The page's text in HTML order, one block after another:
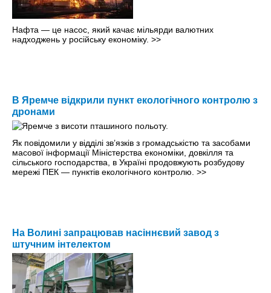
Нафта — це насос, який качає мільярди валютних
надходжень у російську економіку. >>
В Яремче відкрили пункт екологічного контролю з
дронами
Як повідомили у відділі зв’язків з громадськістю та засобами
масової інформації Міністерства економіки, довкілля та
сільського господарства, в Україні продовжують розбудову
мережі ПЕК — пунктів екологічного контролю. >>
На Волині запрацював насіннєвий завод з
штучним інтелектом